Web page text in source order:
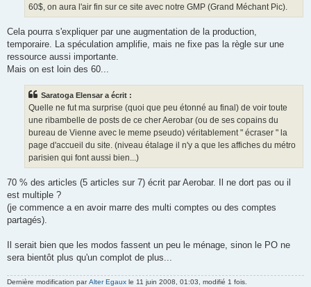
60$, on aura l'air fin sur ce site avec notre GMP (Grand Méchant Pic).
Cela pourra s'expliquer par une augmentation de la production,
temporaire. La spéculation amplifie, mais ne fixe pas la règle sur une
ressource aussi importante.
Mais on est loin des 60...
Saratoga Elensar a écrit :
Quelle ne fut ma surprise (quoi que peu étonné au final) de voir toute
une ribambelle de posts de ce cher Aerobar (ou de ses copains du
bureau de Vienne avec le meme pseudo) véritablement " écraser " la
page d'accueil du site. (niveau étalage il n'y a que les affiches du métro
parisien qui font aussi bien...)
70 % des articles (5 articles sur 7) écrit par Aerobar. Il ne dort pas ou il
est multiple ?
(je commence a en avoir marre des multi comptes ou des comptes
partagés).
Il serait bien que les modos fassent un peu le ménage, sinon le PO ne
sera bientôt plus qu'un complot de plus...
Dernière modification parAlter Egaux le 11 juin 2008, 01:03, modifié 1 fois.